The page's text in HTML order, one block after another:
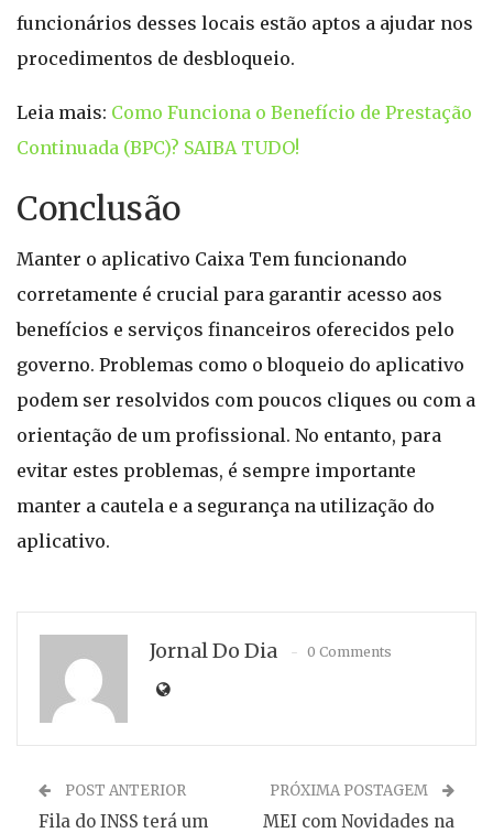
funcionários desses locais estão aptos a ajudar nos
procedimentos de desbloqueio.
Leia mais: Como Funciona o Benefício de Prestação
Continuada (BPC)? SAIBA TUDO!
Conclusão
Manter o aplicativo Caixa Tem funcionando
corretamente é crucial para garantir acesso aos
benefícios e serviços financeiros oferecidos pelo
governo. Problemas como o bloqueio do aplicativo
podem ser resolvidos com poucos cliques ou com a
orientação de um profissional. No entanto, para
evitar estes problemas, é sempre importante
manter a cautela e a segurança na utilização do
aplicativo.
Jornal Do Dia 0 Comments
POST ANTERIOR
Fila do INSS terá um
PRÓXIMA POSTAGEM
MEI com Novidades na